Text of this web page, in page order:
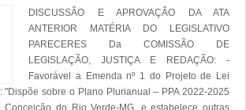
DISCUSSÃO E APROVAÇÃO DA ATA
ANTERIOR MATÉRIA DO LEGISLATIVO
PARECERES Da COMISSÃO DE
LEGISLAÇÃO, JUSTIÇA E REDAÇÃO: -
Favorável a Emenda nº 1 do Projeto de Lei
"Dispõe sobre o Plano Plurianual – PPA 2022-2025
do Rio Verde-MG, e estabelece outras